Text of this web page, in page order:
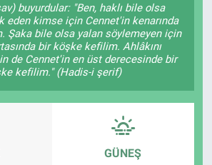
buyurdular: "Ben, haklı bile olsa
eden kimse için Cennet'in kenarında
Şaka bile olsa yalan söylemeyen için
bir köşke kefilim. Ahlâkını
de Cennet'in en üst derecesinde bir
kefilim." (Hadis-i şerif)
GÜNEŞ